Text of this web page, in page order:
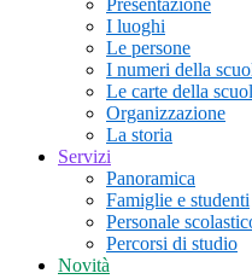
Presentazione
I luoghi
Le persone
I numeri della
Le carte della
Organizzazione
La storia
Servizi
Panoramica
Famiglie e studenti
Personale
Percorsi di studio
Novità